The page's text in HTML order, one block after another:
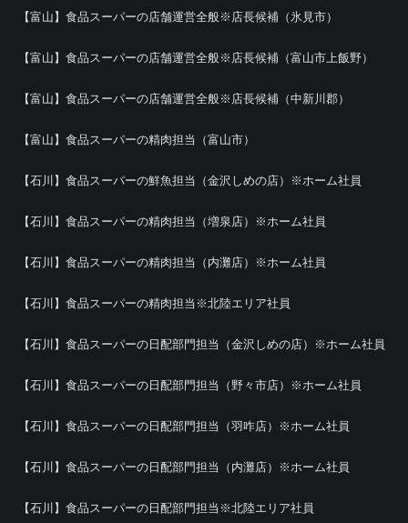
【富山】食品スーパーの店舗運営全般※店長候補（氷見市）
【富山】食品スーパーの店舗運営全般※店長候補（富山市上飯野）
【富山】食品スーパーの店舗運営全般※店長候補（中新川郡）
【富山】食品スーパーの精肉担当（富山市）
【石川】食品スーパーの鮮魚担当（金沢しめの店）※ホーム社員
【石川】食品スーパーの精肉担当（増泉店）※ホーム社員
【石川】食品スーパーの精肉担当（内灘店）※ホーム社員
【石川】食品スーパーの精肉担当※北陸エリア社員
【石川】食品スーパーの日配部門担当（金沢しめの店）※ホーム社員
【石川】食品スーパーの日配部門担当（野々市店）※ホーム社員
【石川】食品スーパーの日配部門担当（羽咋店）※ホーム社員
【石川】食品スーパーの日配部門担当（内灘店）※ホーム社員
【石川】食品スーパーの日配部門担当※北陸エリア社員